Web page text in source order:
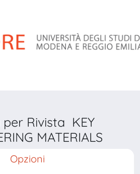
per Rivista KEY
MATERIALS
Opzioni